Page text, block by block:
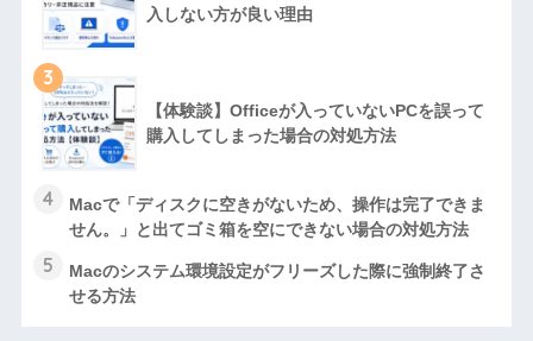
入しない方が良い理由
3
【体験談】Officeが入っていないPCを誤って
購入してしまった場合の対処方法
4
Macで「ディスクに空きがないため、操作は完了できま
せん。」と出てゴミ箱を空にできない場合の対処方法
5
Macのシステム環境設定がフリーズした際に強制終了さ
せる方法